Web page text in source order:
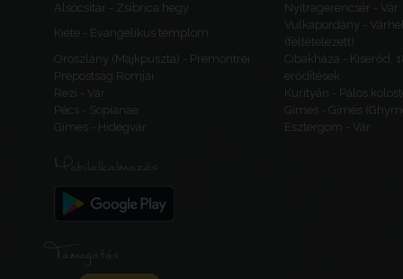
Alsócsitár - Zsibrica hegy
Nyitragerencsér - Vár
Kiéte - Evangélikus templom
Vulkapordány -
(feltételezett)
Oroszlány (Majkpuszta) - Premontrei
Prépostság Romjai
Cibakháza - Kiserőd,
erődítések
Rezi - Vár
Kurityán - Pálos
Pécs - Sopianae
Gímes - Gímes
Gímes - Hidegvár
Esztergom - Vár
Mobilalkalmazás
Támogatás